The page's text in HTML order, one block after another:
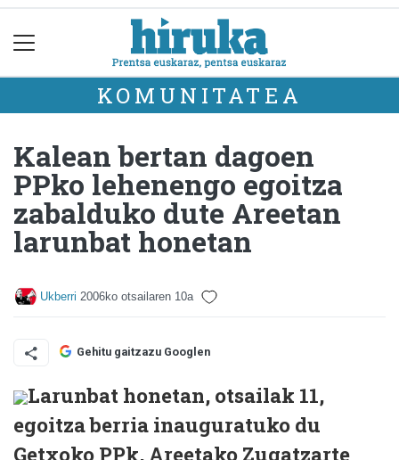
KOMUNITATEA
Kalean bertan dagoen
PPko lehenengo egoitza
zabalduko dute Areetan
larunbat honetan
Ukberri 2006ko otsailaren 10a
Gehitu gaitzazu Googlen
Larunbat honetan, otsailak 11,
egoitza berria inauguratuko du
Getxoko PPk, Areetako Zugatzarte